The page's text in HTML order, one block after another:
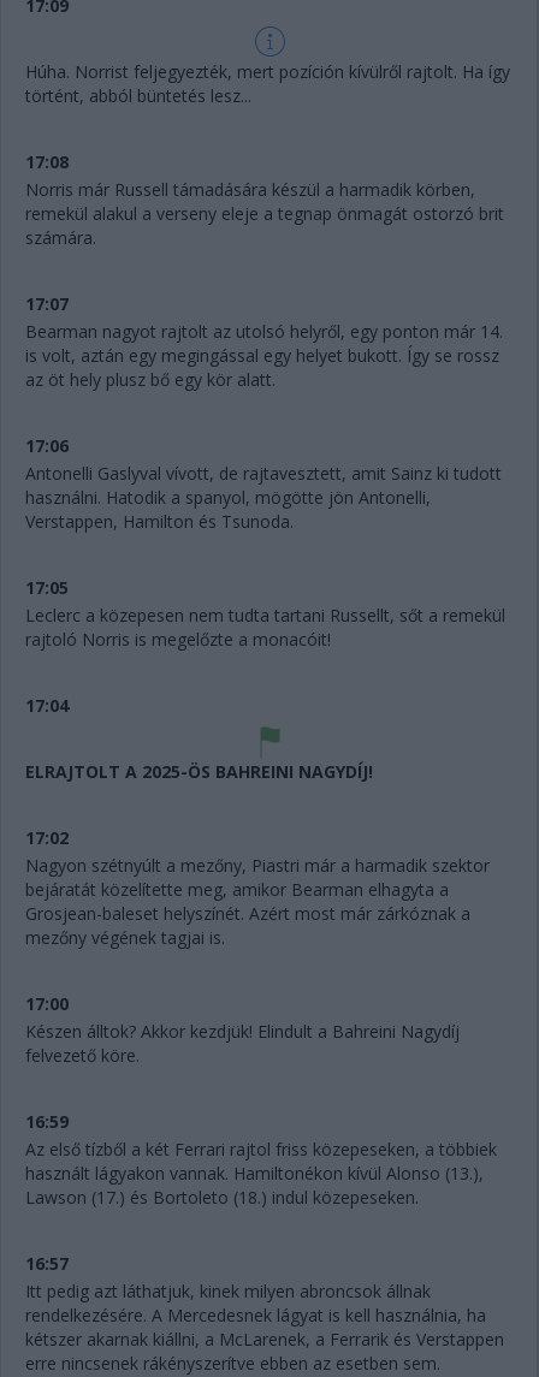
17:09
Húha. Norrist feljegyezték, mert pozíción kívülről rajtolt. Ha így
történt, abból büntetés lesz...
17:08
Norris már Russell támadására készül a harmadik körben,
remekül alakul a verseny eleje a tegnap önmagát ostorzó brit
számára.
17:07
Bearman nagyot rajtolt az utolsó helyről, egy ponton már 14.
is volt, aztán egy megingással egy helyet bukott. Így se rossz
az öt hely plusz bő egy kör alatt.
17:06
Antonelli Gaslyval vívott, de rajtavesztett, amit Sainz ki tudott
használni. Hatodik a spanyol, mögötte jön Antonelli,
Verstappen, Hamilton és Tsunoda.
17:05
Leclerc a közepesen nem tudta tartani Russellt, sőt a remekül
rajtoló Norris is megelőzte a monacóit!
17:04
ELRAJTOLT A 2025-ÖS BAHREINI NAGYDÍJ!
17:02
Nagyon szétnyúlt a mezőny, Piastri már a harmadik szektor
bejáratát közelítette meg, amikor Bearman elhagyta a
Grosjean-baleset helyszínét. Azért most már zárkóznak a
mezőny végének tagjai is.
17:00
Készen álltok? Akkor kezdjük! Elindult a Bahreini Nagydíj
felvezető köre.
16:59
Az első tízből a két Ferrari rajtol friss közepeseken, a többiek
használt lágyakon vannak. Hamiltonékon kívül Alonso (13.),
Lawson (17.) és Bortoleto (18.) indul közepeseken.
16:57
Itt pedig azt láthatjuk, kinek milyen abroncsok állnak
rendelkezésére. A Mercedesnek lágyat is kell használnia, ha
kétszer akarnak kiállni, a McLarenek, a Ferrarik és Verstappen
erre nincsenek rákényszerítve ebben az esetben sem.